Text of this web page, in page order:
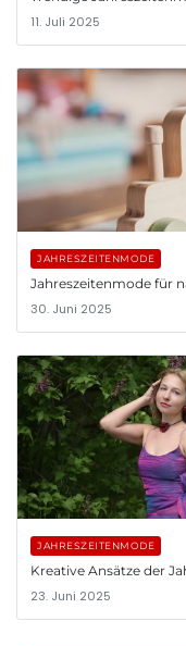
11. Juli 2025
JAHRESZEITENMODE
Jahreszeitenmode für
30. Juni 2025
JAHRESZEITENMODE
Kreative Ansätze der
23. Juni 2025